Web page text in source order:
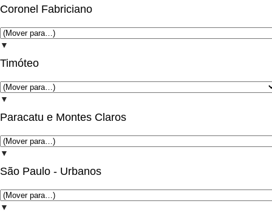
Coronel Fabriciano
▼
Timóteo
▼
Paracatu e Montes Claros
▼
São Paulo - Urbanos
▼